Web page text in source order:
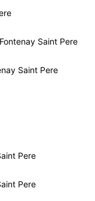
Saint Pere
Saint Pere
Pere
Pere